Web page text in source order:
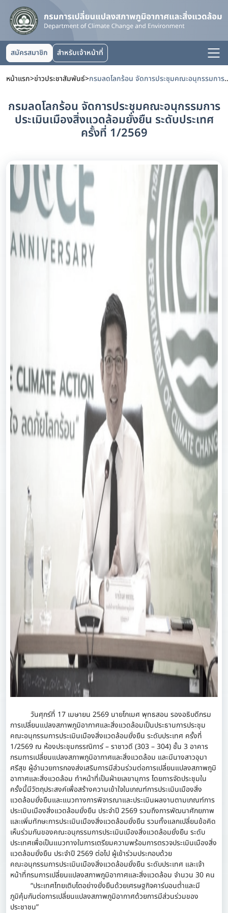
สมัครสมาชิก สำหรับเจ้าหน้าที่
หน้าแรก>ข่าวประชาสัมพันธ์> กรมลดโลกร้อน จัดการประชุมคณะอ
กรมลดโลกร้อน จัดการประชุมคณะอนุกรรมการ
ประเมินเมืองสิ่งแวดล้อมยั่งยืน ระดับประเทศ
ครั้งที่ 1/2569
วันศุกร์ที่ 17 เมษายน 2569 นายโกเมศ พุทธสอน รองอธิบดีกรม
การเปลี่ยนแปลงสภาพภูมิอากาศและสิ่งแวดล้อมเป็นประธานการประชุม
คณะอนุกรรมการประเมินเมืองสิ่งแวดล้อมยั่งยืน ระดับประเทศ ครั้งที่
1/2569 ณ ห้องประชุมกรรณิการ์– ราชาวดี (303 – 304) ชั้น 3 อาคาร
กรมการเปลี่ยนแปลงสภาพภูมิอากาศและสิ่งแวดล้อม และมีนางสาวอุมา
ศรีสุข ผู้อำนวยการกองส่งเสริมการมีส่วนร่วมต่อการเปลี่ยนแปลงสภาพภูมิ
อากาศและสิ่งแวดล้อม ทำหน้าที่เป็นฝ่ายเลขานุการ โดยการจัดประชุมใน
ครั้งนี้มีวัตถุประสงค์เพื่อสร้างความเข้าใจในเกณฑ์การประเมินเมืองสิ่ง
แวดล้อมยั่งยืนและแนวทางการพิจารณาและประเมินผลงานตามเกณฑ์การ
ประเมินเมืองสิ่งแวดล้อมยั่งยืน ประจำปี 2569 รวมถึงการพัฒนาศักยภาพ
และเพิ่มทักษะการประเมินเมืองสิ่งแวดล้อมยั่งยืน รวมทั้งแลกเปลี่ยนข้อคิด
เห็นร่วมกันของคณะอนุกรรมการประเมินเมืองสิ่งแวดล้อมยั่งยืน ระดับ
ประเทศเพื่อเป็นแนวทางในการเตรียมความพร้อมการตรวจประเมินเมืองสิ่ง
แวดล้อมยั่งยืน ประจำปี 2569 ต่อไป ผู้เข้าร่วมประกอบด้วย
คณะอนุกรรมการประเมินเมืองสิ่งแวดล้อมยั่งยืน ระดับประเทศ และเจ้า
หน้าที่กรมการเปลี่ยนแปลงสภาพภูมิอากาศและสิ่งแวดล้อม จำนวน 30 คน
“ประเทศไทยเติบโตอย่างยั่งยืนด้วยเศรษฐกิจคาร์บอนต่ำและมี
ภูมิคุ้มกันต่อการเปลี่ยนแปลงสภาพภูมิอากาศด้วยการมีส่วนร่วมของ
ประชาชน”